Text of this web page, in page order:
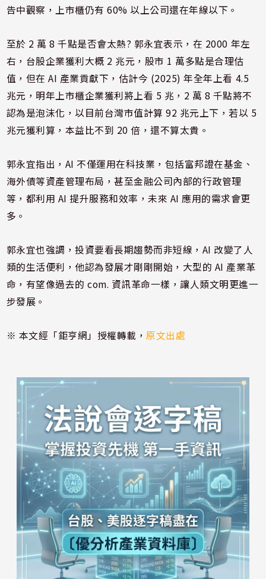
告中觀察，上市櫃仍有 60% 以上公司還在年線以下。
至於 2 萬 8 千點是否會太熱? 郭永宜表示，在 2000 年左
右，台股企業獲利大概 2 兆元，股市 1 萬多點是合理估
值，但在 AI 產業貢獻下，估計今 (2025) 年全年上看 4.5
兆元，明年上市櫃企業獲利將上看 5 兆，2 萬 8 千點將不
認為是泡沫化，以目前台灣市值計算 92 兆元上下，若以 5
兆元獲利算，本益比不到 20 倍，還不算太貴。
郭永宜指出，AI 不僅運用在科技業，包括富邦證在基金、
海外債等資產管理布局，甚至金融公司內部的行政管理
等，都利用 AI 提升服務和效率，未來 AI 應用的需求會更
多。
郭永宜也強調，投資要看長期趨勢而非短線，AI 改變了人
類的生活便利，他認為發展才剛剛開始，大型的 AI 產業革
命，有望像過去的 com. 資訊革命一樣，讓人類文明更進一
步發展。
※ 本文經「鉅亨網」授權轉載，原文出處